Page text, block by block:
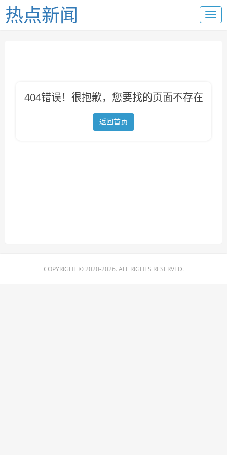
热点新闻
404错误！很抱歉，您要找的页面不存在
返回首页
COPYRIGHT © 2020-2026. ALL RIGHTS RESERVED.